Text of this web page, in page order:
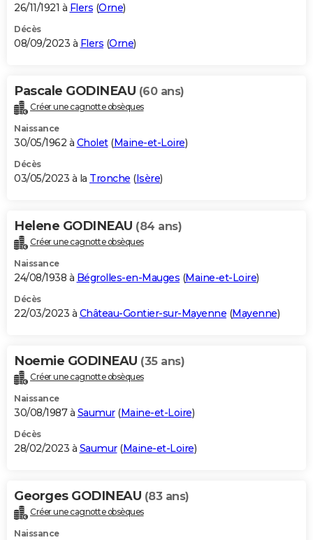
26/11/1921 à Flers (Orne)
Décès
08/09/2023 à Flers (Orne)
Pascale GODINEAU (60 ans)
Créer une cagnotte obsèques
Naissance
30/05/1962 à Cholet(Maine-et-Loire)
Décès
03/05/2023 à la Tronche (Isère)
Helene GODINEAU (84 ans)
Créer une cagnotte obsèques
Naissance
24/08/1938 à Bégrolles-en-Mauges (Maine-et-Loire)
Décès
22/03/2023 à Château-Gontier-sur-Mayenne (Mayenne)
Noemie GODINEAU (35 ans)
Créer une cagnotte obsèques
Naissance
30/08/1987 à Saumur(Maine-et-Loire)
Décès
28/02/2023 à Saumur(Maine-et-Loire)
Georges GODINEAU (83 ans)
Créer une cagnotte obsèques
Naissance